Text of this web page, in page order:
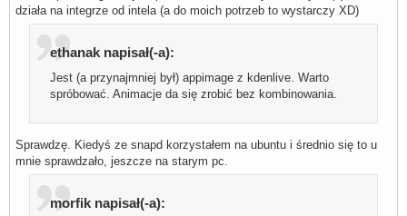
działa na integrze od intela (a do moich potrzeb to wystarczy XD)
ethanak napisał(-a):
Jest (a przynajmniej był) appimage z kdenlive. Warto
spróbować. Animacje da się zrobić bez kombinowania.
Sprawdzę. Kiedyś ze snapd korzystałem na ubuntu i średnio się to u
mnie sprawdzało, jeszcze na starym pc.
morfik napisał(-a):